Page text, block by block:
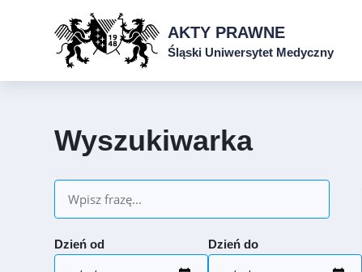
AKTY PRAWNE
Śląski Uniwersytet Medyczny
Wyszukiwarka
Dzień od Dzień do